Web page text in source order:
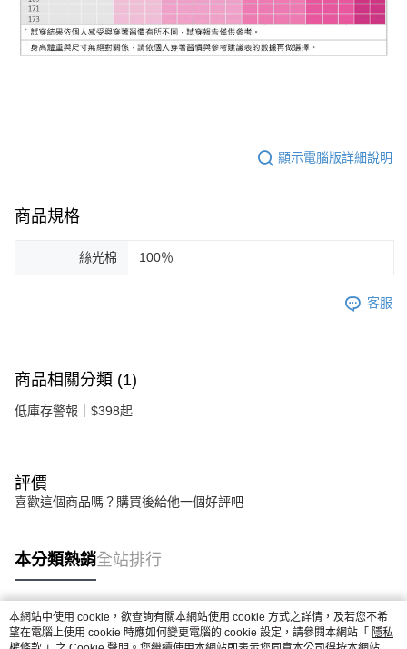
顯示電腦版詳細說明
商品規格
絲光棉 100％
客服
商品相關分類 (1)
低庫存警報｜$398起
評價
喜歡這個商品嗎？購買後給他一個好評吧
本分類熱銷全站排行
熱門標籤
本網站中使用 cookie，欲查詢有關本網站使用 cookie 方式之詳情，及若您不希
望在電腦上使用 cookie 時應如何變更電腦的 cookie 設定，請參閱本網站「 隱私